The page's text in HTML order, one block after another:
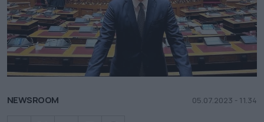
NEWSROOM 05.07.2023 - 11.34